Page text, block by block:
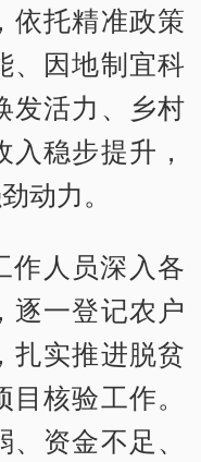
依托精准政策
、因地制宜科
发活力、乡村
稳步提升，
动力。
作人员深入各
逐一登记农户
扎实推进脱贫
核验工作。
资金不足、